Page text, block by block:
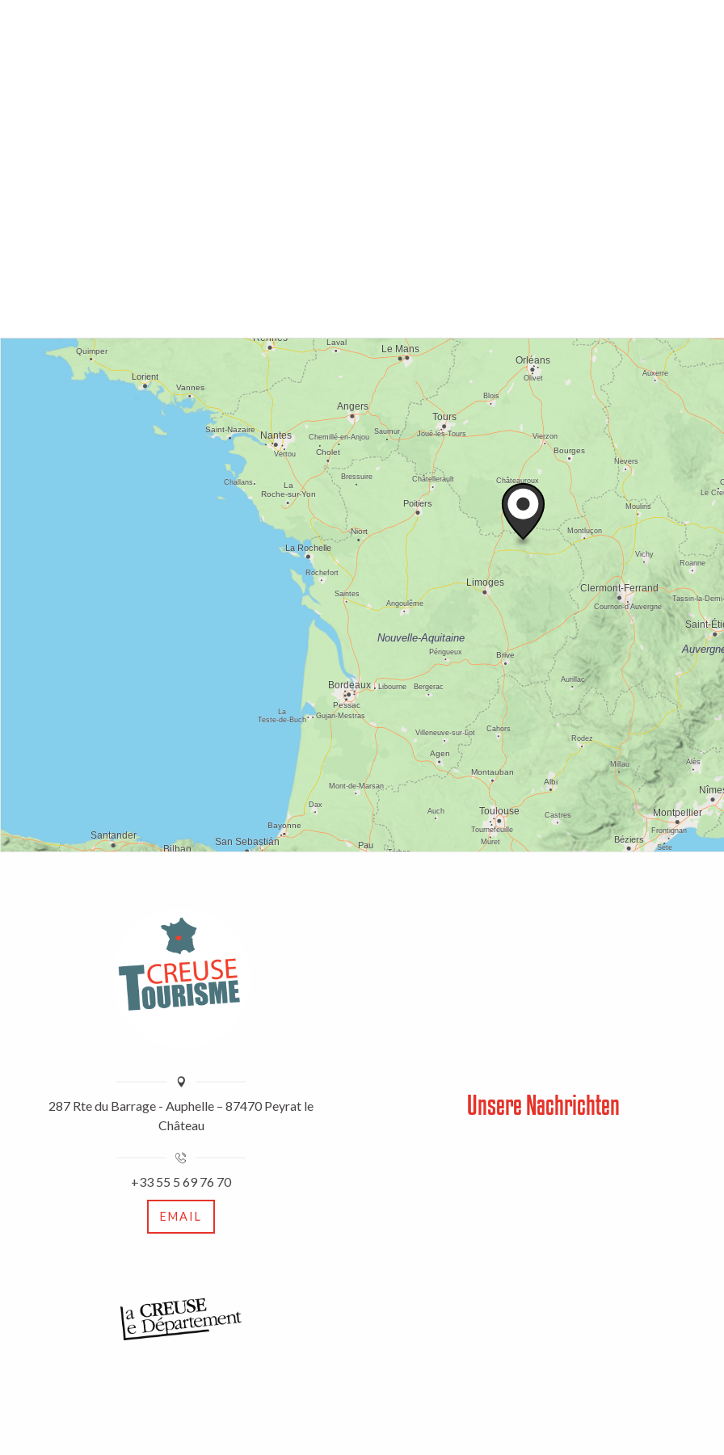
287 Rte du Barrage - Auphelle – 87470 Peyrat le
Château
+33 55 5 69 76 70
EMAIL
Unsere Nachrichten